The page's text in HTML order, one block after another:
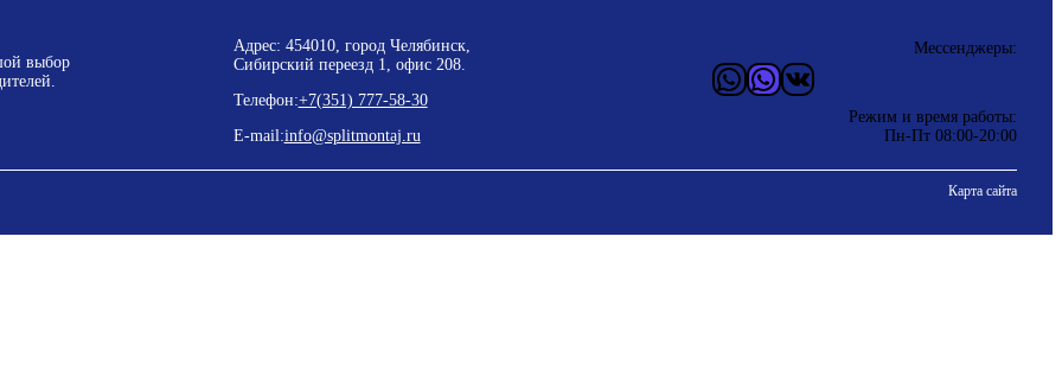
выбор
Адрес: 454010, город Челябинск,
Сибирский переезд 1, офис 208.
Телефон:+7(351) 777-58-30
E-mail:info@splitmontaj.ru
Мессенджеры:
WhatsApp
ViderВКонтакте
Режим и время работы:
Пн-Пт 08:00-20:00
Карта сайта